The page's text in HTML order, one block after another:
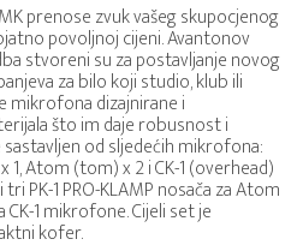
prenose zvuk vašeg skupocjenog
povoljnoj cijeni. Avantonov
stvoreni su za postavljanje novog
za bilo koji studio, klub ili
mikrofona dizajnirane i
što im daje robusnost i
od sljedećih mikrofona:
1, Atom (tom) x 2 i CK-1 (overhead)
PK-1 PRO-KLAMP nosača za Atom
1 mikrofone. Cijeli set je
kofer.